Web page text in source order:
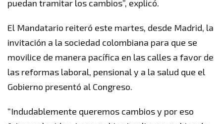
puedan tramitar los cambios”, explicó.
El Mandatario reiteró este martes, desde Madrid, la
invitación a la sociedad colombiana para que se
movilice de manera pacífica en las calles a favor de
las reformas laboral, pensional y a la salud que el
Gobierno presentó al Congreso.
“Indudablemente queremos cambios y por eso